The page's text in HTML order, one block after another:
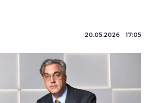
20.05.2026 17:05